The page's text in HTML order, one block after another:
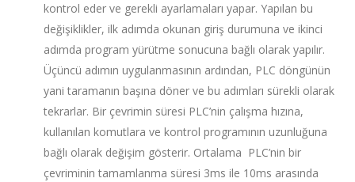
kontrol eder ve gerekli ayarlamaları yapar. Yapılan bu
değişiklikler, ilk adımda okunan giriş durumuna ve ikinci
adımda program yürütme sonucuna bağlı olarak yapılır.
Üçüncü adımın uygulanmasının ardından, PLC döngünün
yani taramanın başına döner ve bu adımları sürekli olarak
tekrarlar. Bir çevrimin süresi PLC’nin çalışma hızına,
kullanılan komutlara ve kontrol programının uzunluğuna
bağlı olarak değişim gösterir. Ortalama PLC’nin bir
çevriminin tamamlanma süresi 3ms ile 10ms arasında